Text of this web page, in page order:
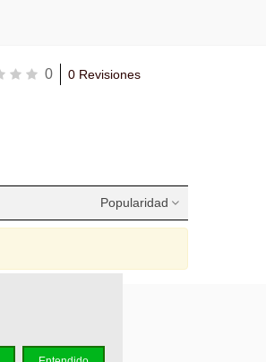
0 0 Revisiones
Popularidad